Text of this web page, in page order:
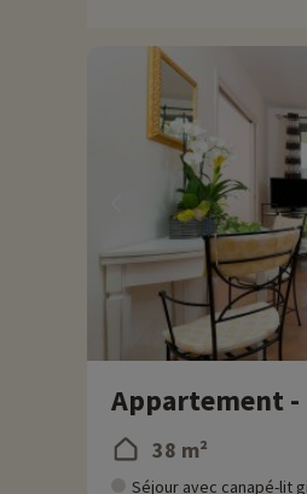
inspiré des célèbres bandes
réservable en ligne à des
Chez Familytrip nous
remise directement en
Plus d'informations
• Animaux de compagnie
• Personnes à mobilité
Appartement -
38 m²
Séjour avec canapé-lit